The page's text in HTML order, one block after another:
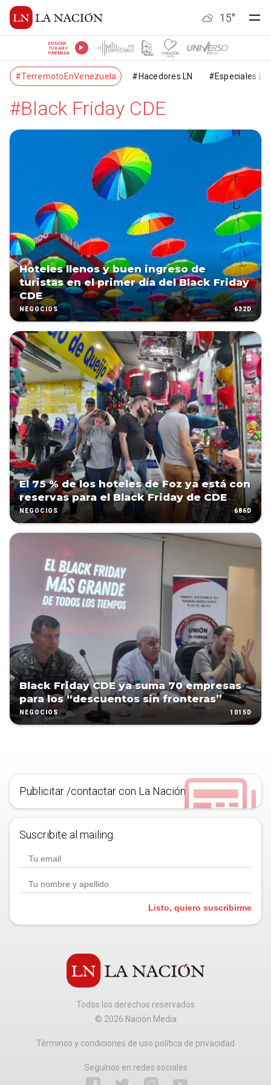
15°
ESCUCHÁ
TU RADIO
PREFERIDA
#TerremotoEnVenezuela #Hacedores LN #Especiales LN
#Black Friday CDE
Hoteles llenos y buen ingreso de
turistas en el primer día del Black Friday
CDE
NEGOCIOS 632D
El 75 % de los hoteles de Foz ya está con
reservas para el Black Friday de CDE
NEGOCIOS 686D
Black Friday CDE ya suma 70 empresas
para los “descuentos sin fronteras”
NEGOCIOS 1015D
Publicitar /contactar con La Nación
Suscribite al mailing.
Listo, quiero suscribirme
Todos los derechos reservados
© 2026 Nación Media
Términos y condiciones de uso política de privacidad
Seguínos en redes sociales